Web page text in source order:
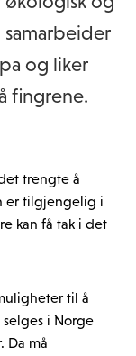
samarbeider
og liker
fingrene.
trengte å
er tilgjengelig i
kan få tak i det
til å
selges i Norge
Da må